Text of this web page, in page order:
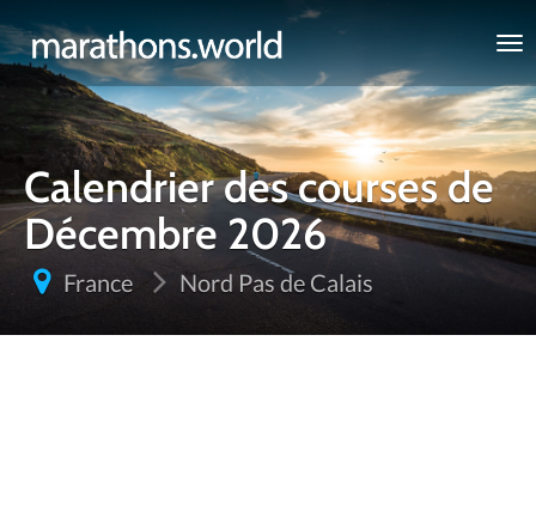
marathons.world
Calendrier des courses de
Décembre 2026
France Nord Pas de Calais